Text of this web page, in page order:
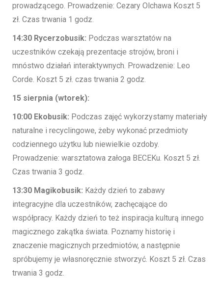
prowadzącego. Prowadzenie: Cezary Olchawa Koszt 5
zł. Czas trwania 1 godz.
14:30 Rycerzobusik: Podczas warsztatów na
uczestników czekają prezentacje strojów, broni i
mnóstwo działań interaktywnych. Prowadzenie: Leo
Corde. Koszt 5 zł. czas trwania 2 godz.
15 sierpnia (wtorek):
10:00 Ekobusik: Podczas zajęć wykorzystamy materiały
naturalne i recyclingowe, żeby wykonać przedmioty
codziennego użytku lub niewielkie ozdoby.
Prowadzenie: warsztatowa załoga BECEKu. Koszt 5 zł.
Czas trwania 3 godz.
13:30 Magikobusik: Każdy dzień to zabawy
integracyjne dla uczestników, zachęcające do
współpracy. Każdy dzień to też inspiracja kulturą innego
magicznego zakątka świata. Poznamy historię i
znaczenie magicznych przedmiotów, a następnie
spróbujemy je własnoręcznie stworzyć. Koszt 5 zł. Czas
trwania 3 godz.